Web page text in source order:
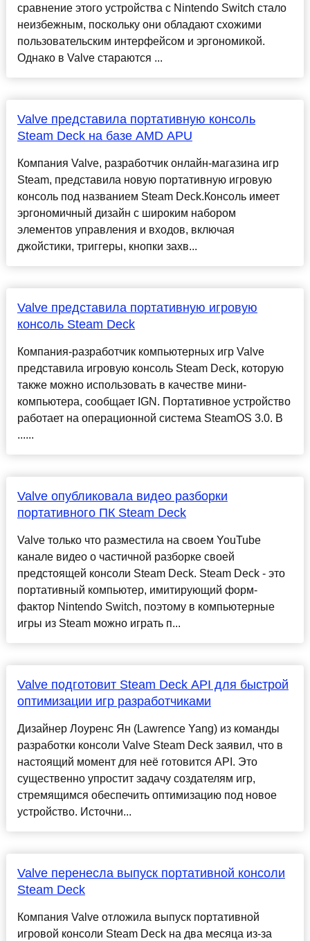
сравнение этого устройства с Nintendo Switch стало
неизбежным, поскольку они обладают схожими
пользовательским интерфейсом и эргономикой.
Однако в Valve стараются ...
Valve представила портативную консоль
Steam Deck на базе AMD APU
Компания Valve, разработчик онлайн-магазина игр
Steam, представила новую портативную игровую
консоль под названием Steam Deck.Консоль имеет
эргономичный дизайн с широким набором
элементов управления и входов, включая
джойстики, триггеры, кнопки захв...
Valve представила портативную игровую
консоль Steam Deck
Компания-разработчик компьютерных игр Valve
представила игровую консоль Steam Deck, которую
также можно использовать в качестве мини-
компьютера, сообщает IGN. Портативное устройство
работает на операционной система SteamOS 3.0. В
......
Valve опубликовала видео разборки
портативного ПК Steam Deck
Valve только что разместила на своем YouTube
канале видео о частичной разборке своей
предстоящей консоли Steam Deck. Steam Deck - это
портативный компьютер, имитирующий форм-
фактор Nintendo Switch, поэтому в компьютерные
игры из Steam можно играть п...
Valve подготовит Steam Deck API для быстрой
оптимизации игр разработчиками
Дизайнер Лоуренс Ян (Lawrence Yang) из команды
разработки консоли Valve Steam Deck заявил, что в
настоящий момент для неё готовится API. Это
существенно упростит задачу создателям игр,
стремящимся обеспечить оптимизацию под новое
устройство. Источни...
Valve перенесла выпуск портативной консоли
Steam Deck
Компания Valve отложила выпуск портативной
игровой консоли Steam Deck на два месяца из-за